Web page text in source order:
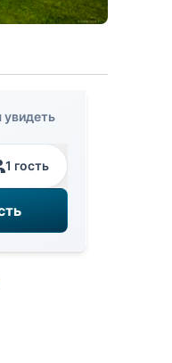
увидеть
1 гость